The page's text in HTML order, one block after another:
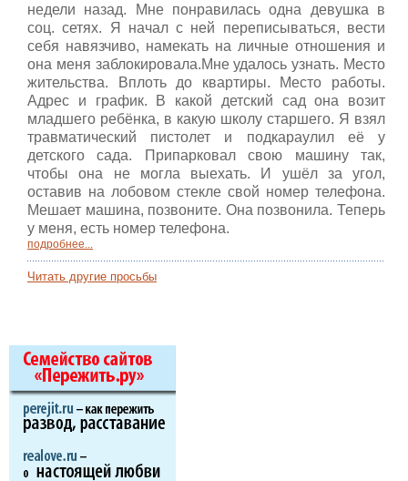
недели назад. Мне понравилась одна девушка в
соц. сетях. Я начал с ней переписываться, вести
себя навязчиво, намекать на личные отношения и
она меня заблокировала.Мне удалось узнать. Место
жительства. Вплоть до квартиры. Место работы.
Адрес и график. В какой детский сад она возит
младшего ребёнка, в какую школу старшего. Я взял
травматический пистолет и подкараулил её у
детского сада. Припарковал свою машину так,
чтобы она не могла выехать. И ушёл за угол,
оставив на лобовом стекле свой номер телефона.
Мешает машина, позвоните. Она позвонила. Теперь
у меня, есть номер телефона.
подробнее...
Читать другие просьбы